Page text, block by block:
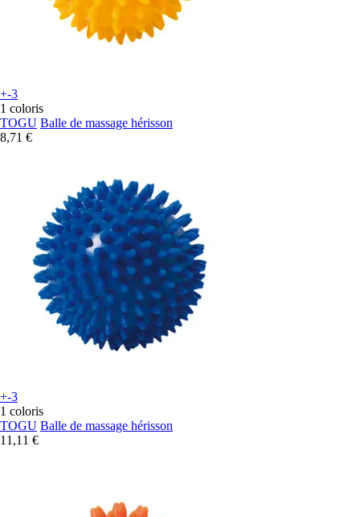
+-3
1 coloris
TOGU Balle de massage hérisson
8,71 €
+-3
1 coloris
TOGU Balle de massage hérisson
11,11 €